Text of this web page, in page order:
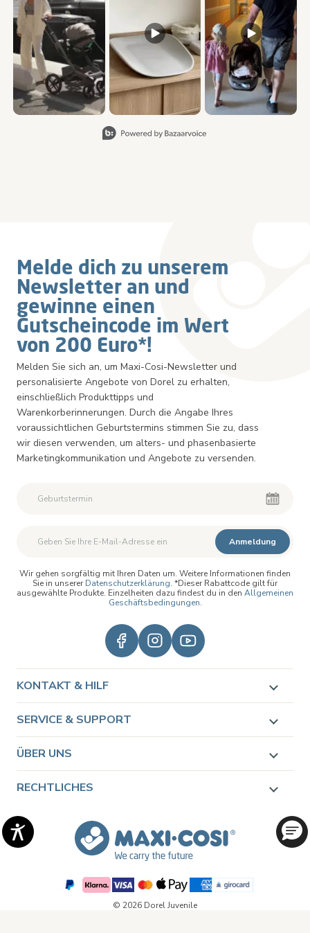
Melde dich zu unserem
Newsletter an und
gewinne einen
Gutscheincode im Wert
von 200 Euro*!
Melden Sie sich an, um Maxi-Cosi-Newsletter und
personalisierte Angebote von Dorel zu erhalten,
einschließlich Produkttipps und
Warenkorberinnerungen. Durch die Angabe Ihres
voraussichtlichen Geburtstermins stimmen Sie zu, dass
wir diesen verwenden, um alters- und phasenbasierte
Marketingkommunikation und Angebote zu versenden.
Zweiter Vorname
Anmeldung
Wir gehen sorgfältig mit Ihren Daten um. Weitere Informationen finden
Sie in unserer Datenschutzerklärung. *Dieser Rabattcode gilt für
ausgewählte Produkte. Einzelheiten dazu findest du in den Allgemeinen
Geschäftsbedingungen.
KONTAKT & HILF
SERVICE & SUPPORT
ÜBER UNS
RECHTLICHES
© 2026 Dorel Juvenile